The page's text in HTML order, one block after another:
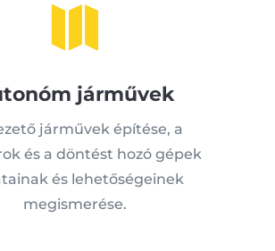

járművek
járművek építése, a
és a döntést hozó gépek
és lehetőségeinek
megismerése.